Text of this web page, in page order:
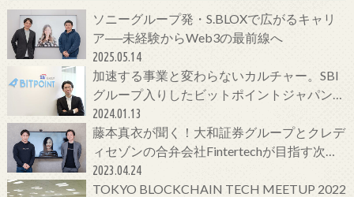
ソニーグループ発・S.BLOXで広がるキャリ
ア──未経験からWeb3の最前線へ
2025.05.14
加速する事業と変わらないカルチャー。SBI
グループ入りしたビットポイントジャパンの
今をCTOに聞いてみた！
2024.01.13
藤本真衣が聞く！大和証券グループとクレデ
ィセゾンの合弁会社Fintertechが目指す次世
代金融サービスとは
2023.04.24
TOKYO BLOCKCHAIN TECH MEETUP 2022